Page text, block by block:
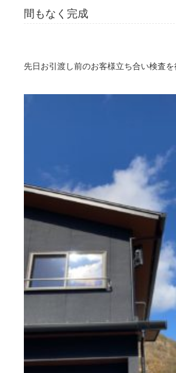
間もなく完成
先日お引渡し前のお客様立ち合い検査を